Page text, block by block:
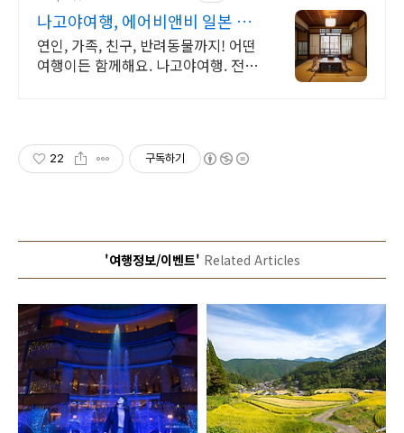
나고야여행, 에어비앤비 일본 감
성이 가득한 숙소
연인, 가족, 친구, 반려동물까지! 어떤
여행이든 함께해요. 나고야여행. 전용
22 구독하기
'여행정보/이벤트' Related Articles